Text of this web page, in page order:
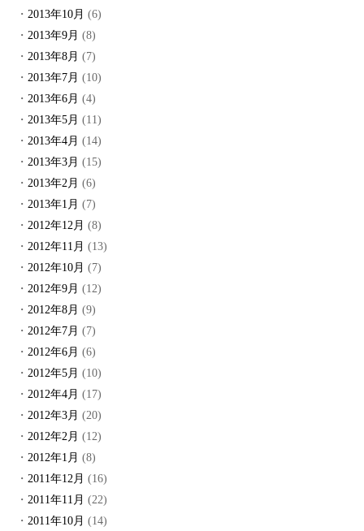
2013年10月 (6)
2013年9月 (8)
2013年8月 (7)
2013年7月 (10)
2013年6月 (4)
2013年5月 (11)
2013年4月 (14)
2013年3月 (15)
2013年2月 (6)
2013年1月 (7)
2012年12月 (8)
2012年11月 (13)
2012年10月 (7)
2012年9月 (12)
2012年8月 (9)
2012年7月 (7)
2012年6月 (6)
2012年5月 (10)
2012年4月 (17)
2012年3月 (20)
2012年2月 (12)
2012年1月 (8)
2011年12月 (16)
2011年11月 (22)
2011年10月 (14)